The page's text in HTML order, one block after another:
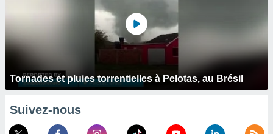
Tornades et pluies torrentielles à Pelotas, au Brésil
Suivez-nous